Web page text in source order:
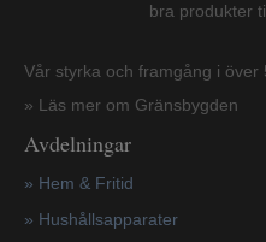
bra produkter till
Vår styrka och framgång i över
» Läs mer om Gränsbygden
Avdelningar
» Hem & Fritid
» Hushållsapparater